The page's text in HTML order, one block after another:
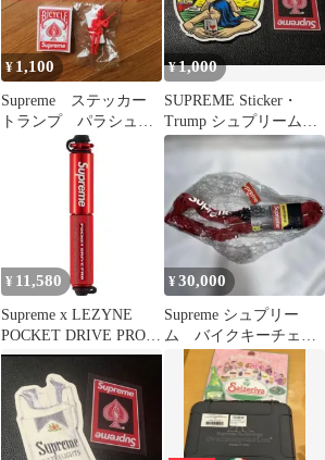
¥ 1,100
Supreme ステッカー
トランプ パラシュー
¥1,000
SUPREME Sticker・
Trump シュプリーム
■Bedroom-TR
¥ 11,580
Supreme x LEZYNE
POCKET DRIVE PRO
レッド
¥30,000
Supreme シュプリー
ム バイクキーチェー
ン レッド 新品未使